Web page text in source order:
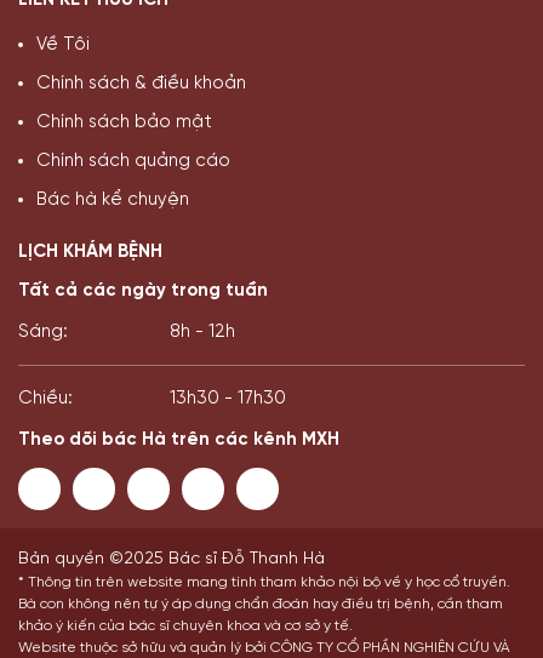
Về Tôi
Chính sách & điều khoản
Chính sách bảo mật
Chính sách quảng cáo
Bác hà kể chuyện
LỊCH KHÁM BỆNH
Tất cả các ngày trong tuần
Sáng: 8h - 12h
Chiều: 13h30 - 17h30
Theo dõi bác Hà trên các kênh MXH
Bản quyền ©2025 Bác sĩ Đỗ Thanh Hà
* Thông tin trên website mang tính tham khảo nội bộ về y học cổ truyền.
Bà con không nên tự ý áp dụng chẩn đoán hay điều trị bệnh, cần tham
khảo ý kiến của bác sĩ chuyên khoa và cơ sở y tế.
Website thuộc sở hữu và quản lý bởi CÔNG TY CỔ PHẦN NGHIÊN CỨU VÀ